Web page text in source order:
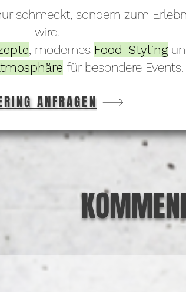
schmeckt, sondern zum
wird.
, modernes Food-Styling
für besondere Events.
ANFRAGEN